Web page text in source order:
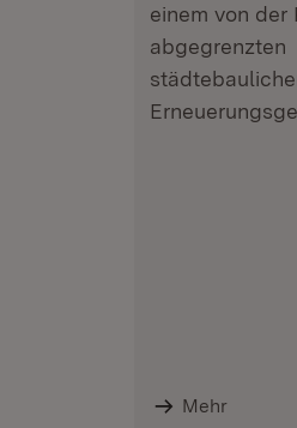
einem von der
abgegrenzten
Mehr